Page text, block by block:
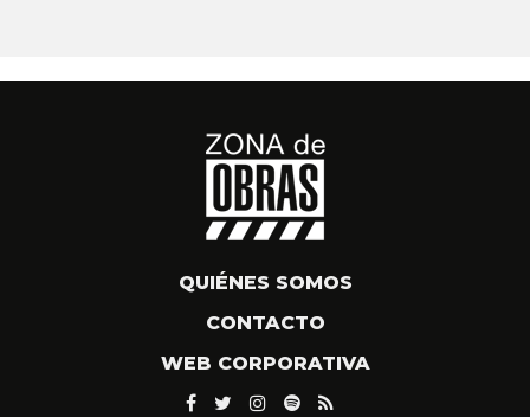
QUIÉNES SOMOS
CONTACTO
WEB CORPORATIVA